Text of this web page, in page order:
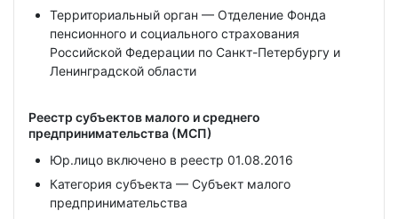
Территориальный орган — Отделение Фонда
пенсионного и социального страхования
Российской Федерации по Санкт-Петербургу и
Ленинградской области
Реестр субъектов малого и среднего
предпринимательства (МСП)
Юр.лицо включено в реестр 01.08.2016
Категория субъекта — Субъект малого
предпринимательства